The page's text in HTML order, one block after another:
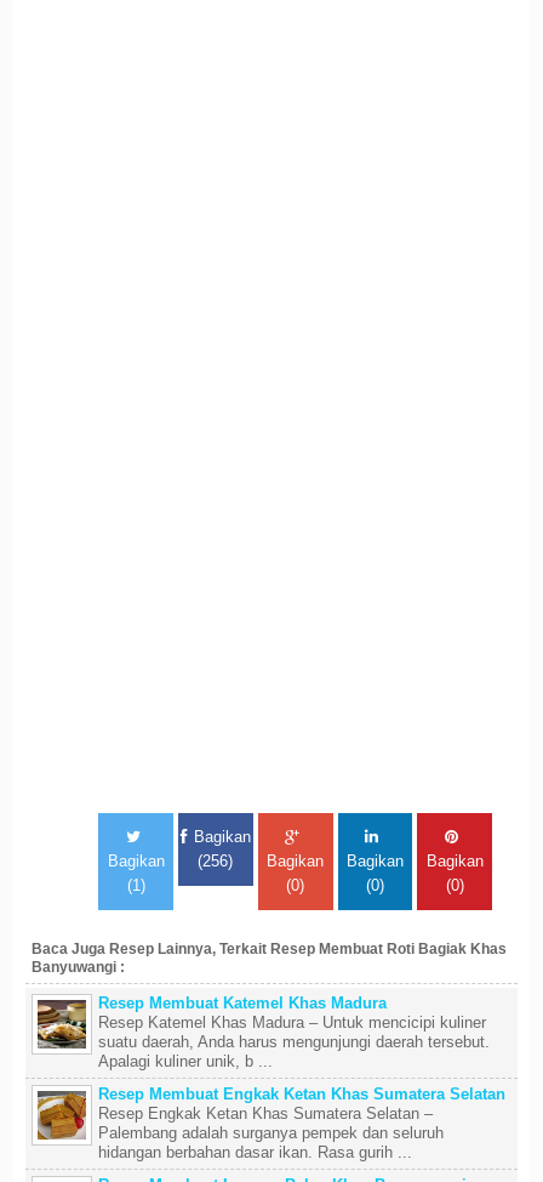
Bagikan
(1)
Bagikan
(256)
Bagikan
(0)
Bagikan
(0)
Bagikan
(0)
Baca Juga Resep Lainnya, Terkait Resep Membuat Roti Bagiak Khas
Banyuwangi :
Resep Membuat Katemel Khas Madura
Resep Katemel Khas Madura – Untuk mencicipi kuliner
suatu daerah, Anda harus mengunjungi daerah tersebut.
Apalagi kuliner unik, b ...
Resep Membuat Engkak Ketan Khas Sumatera Selatan
Resep Engkak Ketan Khas Sumatera Selatan –
Palembang adalah surganya pempek dan seluruh
hidangan berbahan dasar ikan. Rasa gurih ...